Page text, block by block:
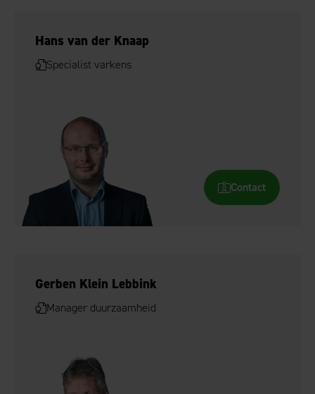
Hans van der Knaap
Specialist varkens
Contact
Gerben Klein Lebbink
Manager duurzaamheid